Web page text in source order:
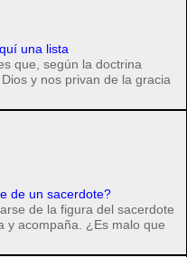
una lista
que, según la doctrina
y nos privan de la gracia
de un sacerdote?
de la figura del sacerdote
y acompaña. ¿Es malo que